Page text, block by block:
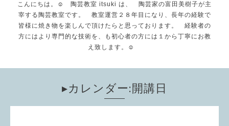
こんにちは。☺️ 陶芸教室 itsuki は、 陶芸家の富田美樹子が主
宰する陶芸教室です。 教室運営２８年目になり、長年の経験で
皆様に焼き物を楽しんで頂けたらと思っております。 経験者の
方にはより専門的な技術を、も初心者の方には１から丁寧にお教
え致します。☺️
▸カレンダー:開講日